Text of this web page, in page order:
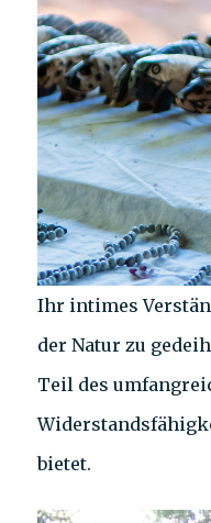
Ihr intimes
der Natur zu
Teil des
bietet.